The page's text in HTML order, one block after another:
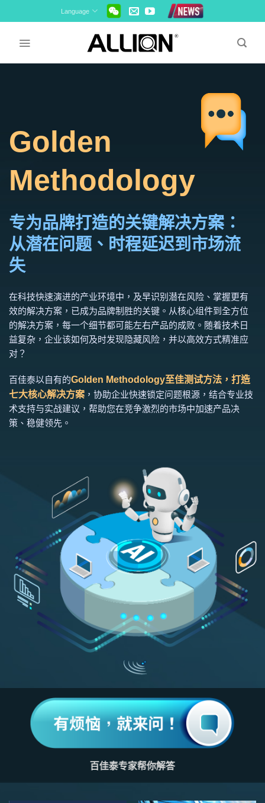
to
Language
Golden
Methodology
专为品牌打造的关键解决方案：
从潜在问题、时程延迟到市场流
失
在科技快速演进的产业环境中，及早识别潜在风险、掌握更有
效的解决方案，已成为品牌制胜的关键。从核心组件到全方位
的解决方案，每一个细节都可能左右产品的成败。随着技术日
益复杂，企业该如何及时发现隐藏风险，并以高效方式精准应
对？
百佳泰以自有的Golden Methodology至佳测试方法，打造
七大核心解决方案 ，协助企业快速锁定问题根源，结合专业技
术支持与实战建议，帮助您在竞争激烈的市场中加速产品决
策、稳健领先。
百佳泰专家帮你解答